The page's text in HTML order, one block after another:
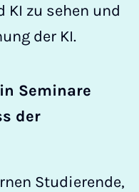
KI zu sehen und
der KI.
Seminare
der
Studierende,